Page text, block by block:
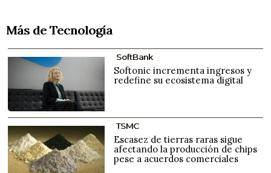
Más de Tecnología
SoftBank
Softonic incrementa ingresos y
redefine su ecosistema digital
TSMC
Escasez de tierras raras sigue
afectando la producción de chips
pese a acuerdos comerciales